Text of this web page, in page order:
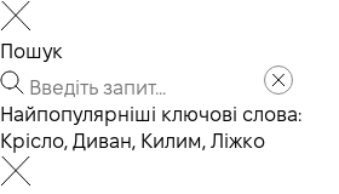
Пошук
Найпопулярніші ключові слова:
Крісло, Диван, Килим, Ліжко